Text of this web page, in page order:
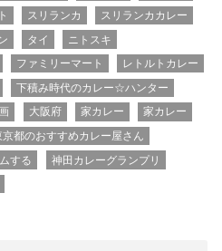
スリランカ
スリランカカレー
タイ
ニトスキ
ファミリーマート
レトルトカレー
下積み時代のカレー☆ハンター
大阪府 家カレー
家カレー
京都のおすすめカレー屋さん
する
神田カレーグランプリ